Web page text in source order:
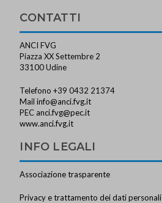
CONTATTI
ANCI FVG
Piazza XX Settembre 2
33100 Udine
Telefono +39 0432 21374
Mailinfo@anci.fvg.it
PEC anci.fvg@pec.it
www.anci.fvg.it
INFO LEGALI
Associazione trasparente
Privacy e trattamento dei dati personali